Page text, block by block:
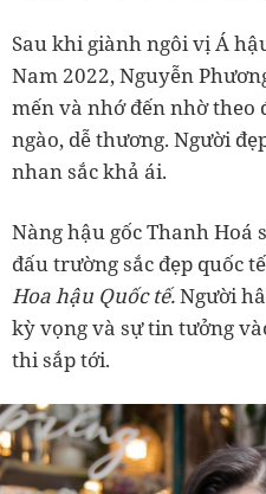
Sau khi giành ngôi vị Á
Nam 2022, Nguyễn
mến và nhớ đến nhờ theo
ngào, dễ thương. Người
nhan sắc khả ái.
Nàng hậu gốc Thanh Hoá
đấu trường sắc đẹp quốc tế
Hoa hậu Quốc tế.Người
kỳ vọng và sự tin tưởng
thi sắp tới.